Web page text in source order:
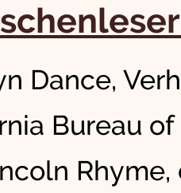
Dance,
Bureau
Rhyme,